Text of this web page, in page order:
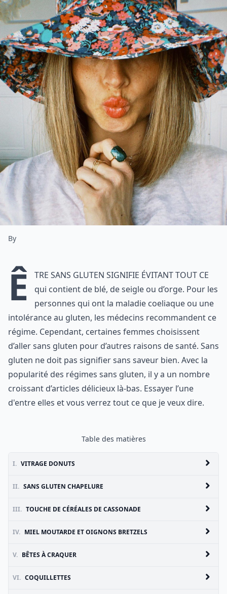
By
Ê
tre sans gluten signifie évitant tout ce
qui contient de blé, de seigle ou d’orge. Pour les
personnes qui ont la maladie coeliaque ou une
intolérance au gluten, les médecins recommandent ce
régime. Cependant, certaines femmes choisissent
d’aller sans gluten pour d’autres raisons de santé. Sans
gluten ne doit pas signifier sans saveur bien. Avec la
popularité des régimes sans gluten, il y a un nombre
croissant d’articles délicieux là-bas. Essayer l’une
d'entre elles et vous verrez tout ce que je veux dire.
Table des matières
I. VITRAGE DONUTS
II. SANS GLUTEN CHAPELURE
III. TOUCHE DE CÉRÉALES DE CASSONADE
IV. MIEL MOUTARDE ET OIGNONS BRETZELS
V. BÊTES À CRAQUER
VI. COQUILLETTES